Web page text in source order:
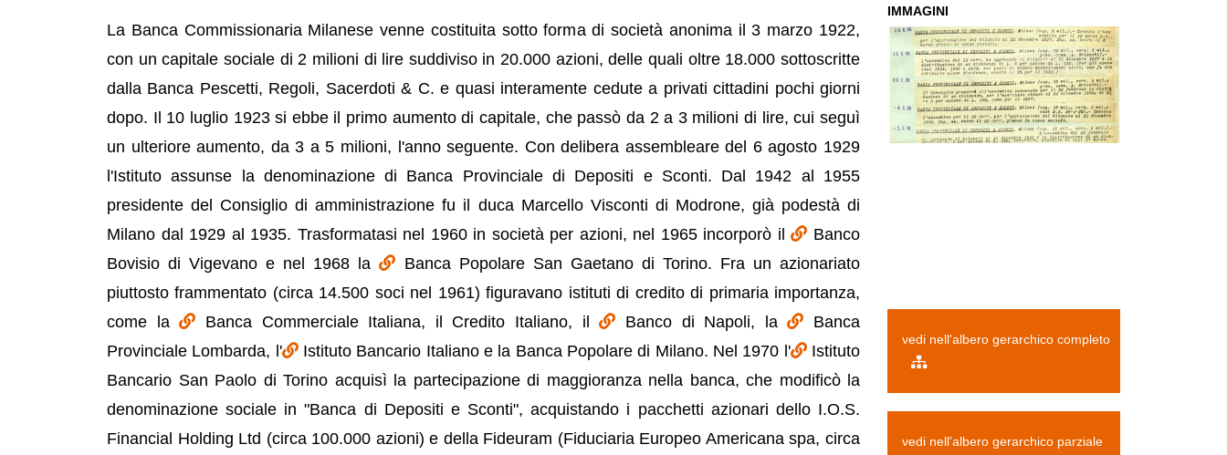
La Banca Commissionaria Milanese venne costituita sotto forma di società anonima il 3 marzo 1922,
con un capitale sociale di 2 milioni di lire suddiviso in 20.000 azioni, delle quali oltre 18.000 sottoscritte
dalla Banca Pescetti, Regoli, Sacerdoti & C. e quasi interamente cedute a privati cittadini pochi giorni
dopo. Il 10 luglio 1923 si ebbe il primo aumento di capitale, che passò da 2 a 3 milioni di lire, cui seguì
un ulteriore aumento, da 3 a 5 milioni, l'anno seguente. Con delibera assembleare del 6 agosto 1929
l'Istituto assunse la denominazione di Banca Provinciale di Depositi e Sconti. Dal 1942 al 1955
presidente del Consiglio di amministrazione fu il duca Marcello Visconti di Modrone, già podestà di
Milano dal 1929 al 1935. Trasformatasi nel 1960 in società per azioni, nel 1965 incorporò il
Banco
Bovisio di Vigevano e nel 1968 la
Banca Popolare San Gaetano di Torino. Fra un azionariato
piuttosto frammentato (circa 14.500 soci nel 1961) figuravano istituti di credito di primaria importanza,
come la
Banca Commerciale Italiana, il Credito Italiano, il Banco di Napoli, la
Banca
Provinciale Lombarda, l'
Istituto Bancario Italiano e la Banca Popolare di Milano. Nel 1970 l'
Istituto
Bancario San Paolo di Torino acquisì la partecipazione di maggioranza nella banca, che modificò la
denominazione sociale in "Banca di Depositi e Sconti", acquistando i pacchetti azionari dello I.O.S.
Financial Holding Ltd (circa 100.000 azioni) e della Fideuram (Fiduciaria Europeo Americana spa, circa
IMMAGINI
vedi nell'albero gerarchico completo
vedi nell'albero gerarchico parziale